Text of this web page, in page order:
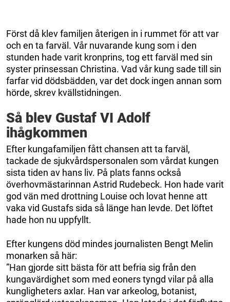
Först då klev familjen återigen in i rummet för att var
och en ta farväl. Vår nuvarande kung som i den
stunden hade varit kronprins, tog ett farväl med sin
syster prinsessan Christina. Vad vår kung sade till sin
farfar vid dödsbädden, var det dock ingen annan som
hörde, skrev kvällstidningen.
Så blev Gustaf VI Adolf
ihågkommen
Efter kungafamiljen fått chansen att ta farväl,
tackade de sjukvårdspersonalen som vårdat kungen
sista tiden av hans liv. På plats fanns också
överhovmästarinnan Astrid Rudebeck. Hon hade varit
god vän med drottning Louise och lovat henne att
vaka vid Gustafs sida så länge han levde. Det löftet
hade hon nu uppfyllt.
Efter kungens död mindes journalisten Bengt Melin
monarken så här:
”Han gjorde sitt bästa för att befria sig från den
kungavärdighet som med eoners tyngd vilar på alla
kungligheters axlar. Han var arkeolog, botanist,